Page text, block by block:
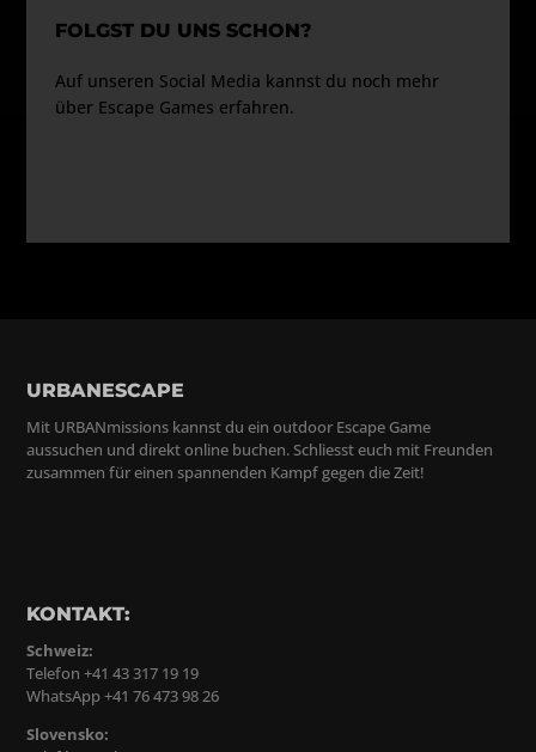
FOLGST DU UNS SCHON?
Auf unseren Social Media kannst du noch mehr
über Escape Games erfahren.
URBANESCAPE
Mit URBANmissions kannst du ein outdoor Escape Game
aussuchen und direkt online buchen. Schliesst euch mit Freunden
zusammen für einen spannenden Kampf gegen die Zeit!
KONTAKT:
Schweiz:
Telefon +41 43 317 19 19
WhatsApp +41 76 473 98 26
Slovensko: